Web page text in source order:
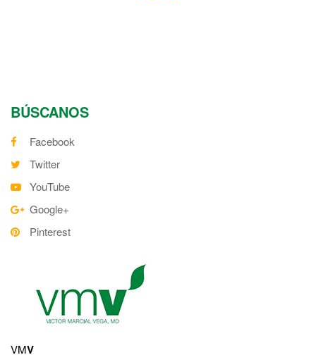
BÚSCANOS
Facebook
Twitter
YouTube
Google+
Pinterest
VMV